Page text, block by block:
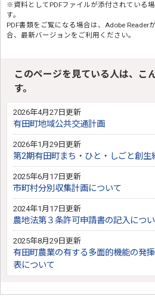
※資料としてPDFファイルが添付されている場
す。
PDF書類をご覧になる場合は、 Adobe Reader
合、最新バージョンをご利用ください。
このページを見ている人は、こ
す。
2026年4月27日更新
有田町地域公共交通計画
2026年1月29日更新
第2期有田町まち・ひと・しごと創生
2025年6月17日更新
市町村分別収集計画について
2024年1月17日更新
農地法第３条許可申請書の記入につ
2025年8月29日更新
有田町農業の有する多面的機能の発
表について